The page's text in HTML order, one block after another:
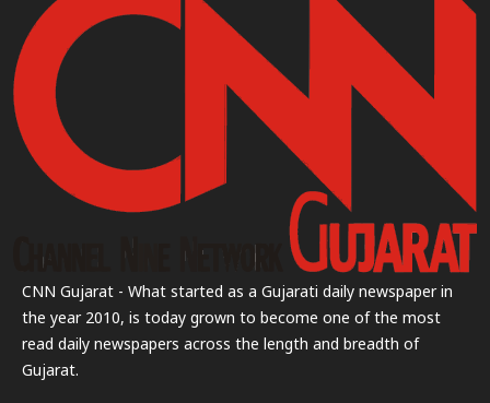
CNN Gujarat - What started as a Gujarati daily newspaper in
the year 2010, is today grown to become one of the most
read daily newspapers across the length and breadth of
Gujarat.